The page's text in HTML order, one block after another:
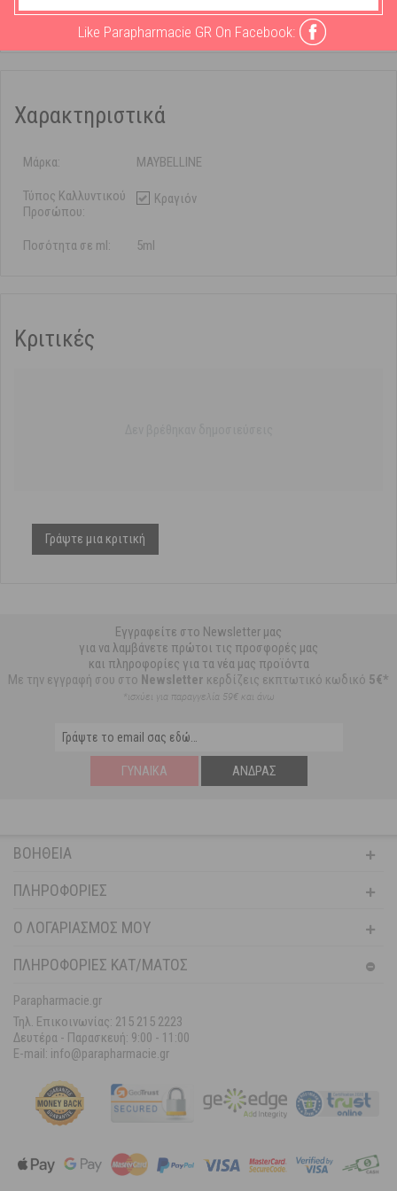
Άπλωσε το υγρό κραγιόν σε ολόκληρο το κάτω χείλος.
Χαρακτηριστικά
Μάρκα: MAYBELLINE
Τύπος Καλλυντικού
Προσώπου:
Κραγιόν
Ποσότητα σε ml: 5ml
Κριτικές
Γράψτε μια κριτική
Εγγραφείτε στο Newsletter μας
για να λαμβάνετε πρώτοι τις προσφορές μας
και πληροφορίες για τα νέα μας προϊόντα
Με την εγγραφή σου στο Newsletter κερδίζεις εκπτωτικό κωδικό 5€*
*ισχύει για παραγγελία 59€ και άνω
ΓΥΝΑΊΚΑ ΆΝΔΡΑΣ
ΒΟΉΘΕΙΑ
ΠΛΗΡΟΦΟΡΊΕΣ
Ο ΛΟΓΑΡΙΑΣΜΌΣ ΜΟΥ
ΠΛΗΡΟΦΟΡΙΕΣ ΚΑΤ/ΜΑΤΟΣ
Parapharmacie.gr
Τηλ. Επικοινωνίας: 215 215 2223
Δευτέρα - Παρασκευή: 9:00 - 11:00
E-mail: info@parapharmacie.gr
Like Parapharmacie GR On Facebook: